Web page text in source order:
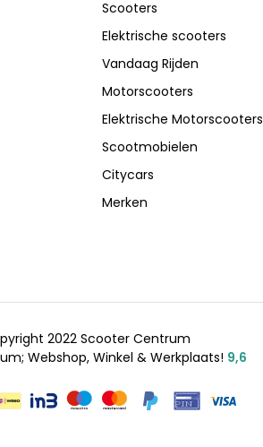
Scooters
Elektrische scooters
Vandaag Rijden
Motorscooters
Elektrische Motorscooters
Scootmobielen
Citycars
Merken
2022 Scooter Centrum
Webshop, Winkel & Werkplaats! 9,6